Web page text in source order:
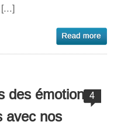
[…]
des émotions
avec nos
4